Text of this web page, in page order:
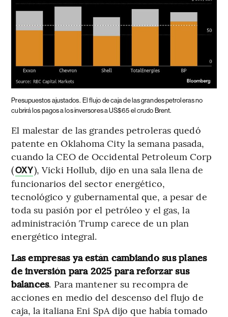
Presupuestos ajustados. El flujo de caja de las grandes petroleras no
cubrirá los pagos a los inversores a US$65 el crudo Brent.
El malestar de las grandes petroleras quedó
patente en Oklahoma City la semana pasada,
cuando la CEO de Occidental Petroleum Corp
(OXY), Vicki Hollub, dijo en una sala llena de
funcionarios del sector energético,
tecnológico y gubernamental que, a pesar de
toda su pasión por el petróleo y el gas, la
administración Trump carece de un plan
energético integral.
Las empresas ya están cambiando sus planes
de inversión para 2025 para reforzar sus
balances. Para mantener su recompra de
acciones en medio del descenso del flujo de
caja, la italiana Eni SpA dijo que había tomado